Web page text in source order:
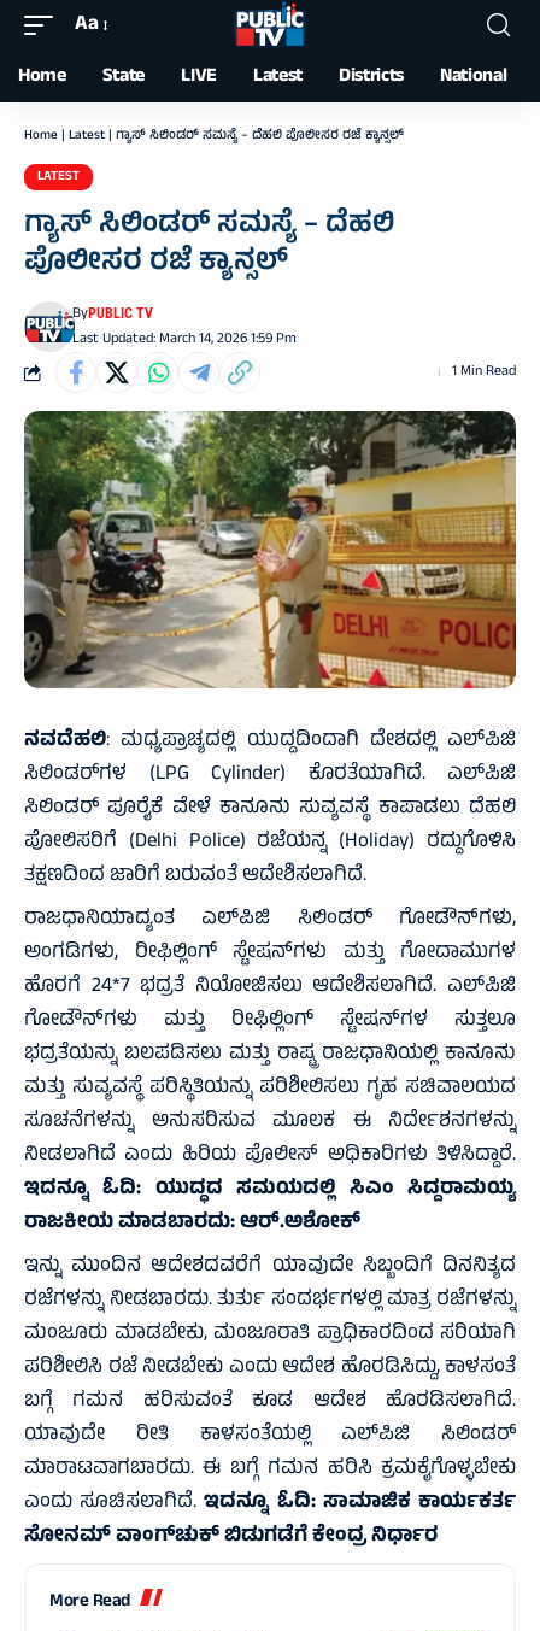
Font
Resizer
Aa
Home State LIVE Latest Districts National
Home | Latest | ಗ್ಯಾಸ್ ಸಿಲಿಂಡರ್ ಸಮಸ್ಯೆ – ದೆಹಲಿ ಪೊಲೀಸರ ರಜೆ ಕ್ಯಾನ್ಸಲ್
LATEST
ಗ್ಯಾಸ್ ಸಿಲಿಂಡರ್ ಸಮಸ್ಯೆ – ದೆಹಲಿ
ಪೊಲೀಸರ ರಜೆ ಕ್ಯಾನ್ಸಲ್
Last Updated: March 14, 2026 1:59 Pm
ByPUBLIC TV
1 Min Read
ನವದೆಹಲಿ: ಮಧ್ಯಪ್ರಾಚ್ಯದಲ್ಲಿ ಯುದ್ದದಿಂದಾಗಿ ದೇಶದಲ್ಲಿ ಎಲ್‌ಪಿಜಿ
ಸಿಲಿಂಡರ್‌ಗಳ (LPG Cylinder) ಕೊರತೆಯಾಗಿದೆ. ಎಲ್‌ಪಿಜಿ
ಸಿಲಿಂಡರ್ ಪೂರೈಕೆ ವೇಳೆ ಕಾನೂನು ಸುವ್ಯವಸ್ಥೆ ಕಾಪಾಡಲು ದೆಹಲಿ
ಪೋಲಿಸರಿಗೆ (Delhi Police) ರಜೆಯನ್ನ (Holiday) ರದ್ದುಗೊಳಿಸಿ
ತಕ್ಷಣದಿಂದ ಜಾರಿಗೆ ಬರುವಂತೆ ಆದೇಶಿಸಲಾಗಿದೆ.
ರಾಜಧಾನಿಯಾದ್ಯಂತ ಎಲ್‌ಪಿಜಿ ಸಿಲಿಂಡರ್ ಗೋಡೌನ್‌ಗಳು,
ಅಂಗಡಿಗಳು, ರೀಫಿಲ್ಲಿಂಗ್ ಸ್ಟೇಷನ್‌ಗಳು ಮತ್ತು ಗೋದಾಮುಗಳ
ಹೊರಗೆ 24*7 ಭದ್ರತೆ ನಿಯೋಜಿಸಲು ಆದೇಶಿಸಲಾಗಿದೆ. ಎಲ್‌ಪಿಜಿ
ಗೋಡೌನ್‌ಗಳು ಮತ್ತು ರೀಫಿಲ್ಲಿಂಗ್ ಸ್ಟೇಷನ್‌ಗಳ ಸುತ್ತಲೂ
ಭದ್ರತೆಯನ್ನು ಬಲಪಡಿಸಲು ಮತ್ತು ರಾಷ್ಟ್ರ ರಾಜಧಾನಿಯಲ್ಲಿ ಕಾನೂನು
ಮತ್ತು ಸುವ್ಯವಸ್ಥೆ ಪರಿಸ್ಥಿತಿಯನ್ನು ಪರಿಶೀಲಿಸಲು ಗೃಹ ಸಚಿವಾಲಯದ
ಸೂಚನೆಗಳನ್ನು ಅನುಸರಿಸುವ ಮೂಲಕ ಈ ನಿರ್ದೇಶನಗಳನ್ನು
ನೀಡಲಾಗಿದೆ ಎಂದು ಹಿರಿಯ ಪೊಲೀಸ್ ಅಧಿಕಾರಿಗಳು ತಿಳಿಸಿದ್ದಾರೆ.
ಇದನ್ನೂ ಓದಿ: ಯುದ್ಧದ ಸಮಯದಲ್ಲಿ ಸಿಎಂ ಸಿದ್ದರಾಮಯ್ಯ
ರಾಜಕೀಯ ಮಾಡಬಾರದು: ಆರ್.ಅಶೋಕ್
ಇನ್ನು ಮುಂದಿನ ಆದೇಶದವರೆಗೆ ಯಾವುದೇ ಸಿಬ್ಬಂದಿಗೆ ದಿನನಿತ್ಯದ
ರಜೆಗಳನ್ನು ನೀಡಬಾರದು. ತುರ್ತು ಸಂದರ್ಭಗಳಲ್ಲಿ ಮಾತ್ರ ರಜೆಗಳನ್ನು
ಮಂಜೂರು ಮಾಡಬೇಕು, ಮಂಜೂರಾತಿ ಪ್ರಾಧಿಕಾರದಿಂದ ಸರಿಯಾಗಿ
ಪರಿಶೀಲಿಸಿ ರಜೆ ನೀಡಬೇಕು ಎಂದು ಆದೇಶ ಹೊರಡಿಸಿದ್ದು, ಕಾಳಸಂತೆ
ಬಗ್ಗೆ ಗಮನ ಹರಿಸುವಂತೆ ಕೂಡ ಆದೇಶ ಹೊರಡಿಸಲಾಗಿದೆ.
ಯಾವುದೇ ರೀತಿ ಕಾಳಸಂತೆಯಲ್ಲಿ ಎಲ್‌ಪಿಜಿ ಸಿಲಿಂಡರ್
ಮಾರಾಟವಾಗಬಾರದು. ಈ ಬಗ್ಗೆ ಗಮನ ಹರಿಸಿ ಕ್ರಮಕೈಗೊಳ್ಳಬೇಕು
ಎಂದು ಸೂಚಿಸಲಾಗಿದೆ.ಇದನ್ನೂ ಓದಿ: ಸಾಮಾಜಿಕ ಕಾರ್ಯಕರ್ತ
ಸೋನಮ್ ವಾಂಗ್‌ಚುಕ್ ಬಿಡುಗಡೆಗೆ ಕೇಂದ್ರ ನಿರ್ಧಾರ
More Read